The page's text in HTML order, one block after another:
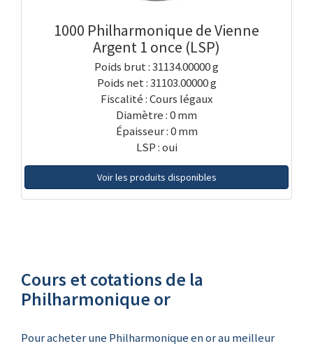
1000 Philharmonique de Vienne
Argent 1 once (LSP)
Poids brut : 31134.00000 g
Poids net : 31103.00000 g
Fiscalité : Cours légaux
Diamètre : 0 mm
Épaisseur : 0 mm
LSP : oui
Voir les produits disponibles
Cours et cotations de la
Philharmonique or
Pour acheter une Philharmonique en or au meilleur